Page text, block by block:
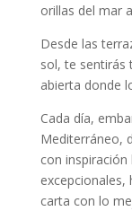
orillas del mar
Desde las
sol, te sentirás
abierta donde
Cada día,
Mediterráneo,
con
excepcionales,
carta con lo